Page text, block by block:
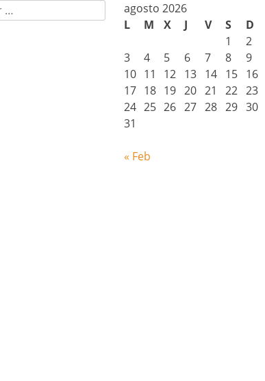
agosto 2026
L
M X J V S
D
1
2
3
4 5 6 7 8
9
10 11 12 13 14 15 16
17 18 19 20 21 22 23
24 25 26 27 28 29 30
31
« Feb